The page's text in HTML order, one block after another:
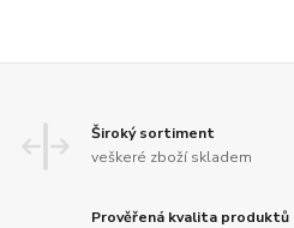
Široký sortiment
veškeré zboží skladem
Prověřená kvalita produktů